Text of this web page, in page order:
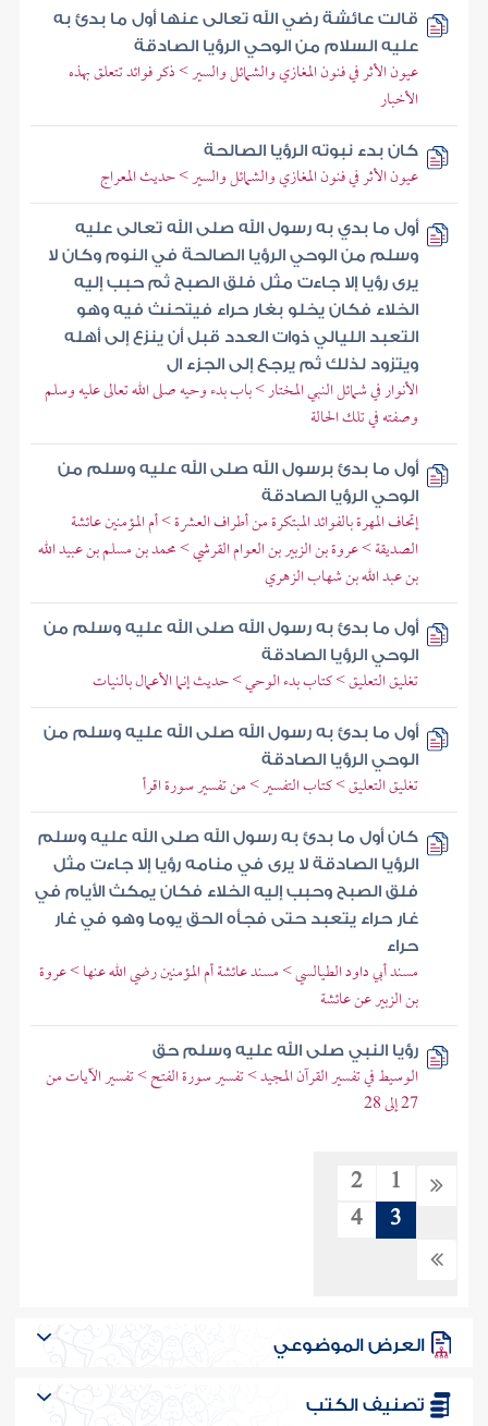
قالت عائشة رضي الله تعالى عنها أول ما بدئ به
عليه السلام من الوحي الرؤيا الصادقة
عيون الأثر في فنون المغازي والشمائل والسير > ذكر فوائد تتعلق بهذه
الأخبار
كان بدء نبوته الرؤيا الصالحة
عيون الأثر في فنون المغازي والشمائل والسير > حديث المعراج
أول ما بدي به رسول الله صلى الله تعالى عليه
وسلم من الوحي الرؤيا الصالحة في النوم وكان لا
يرى رؤيا إلا جاءت مثل فلق الصبح ثم حبب إليه
الخلاء فكان يخلو بغار حراء فيتحنث فيه وهو
التعبد الليالي ذوات العدد قبل أن ينزع إلى أهله
ويتزود لذلك ثم يرجع إلى الجزء ال
الأنوار في شمائل النبي المختار > باب بدء وحيه صلى الله تعالى عليه وسلم
وصفته في تلك الحالة
أول ما بدئ برسول الله صلى الله عليه وسلم من
الوحي الرؤيا الصادقة
إتحاف المهرة بالفوائد المبتكرة من أطراف العشرة > أم المؤمنين عائشة
الصديقة > عروة بن الزبير بن العوام القرشي > محمد بن مسلم بن عبيد الله
بن عبد الله بن شهاب الزهري
أول ما بدئ به رسول الله صلى الله عليه وسلم من
الوحي الرؤيا الصادقة
تغليق التعليق > كتاب بدء الوحي > حديث إنما الأعمال بالنيات
أول ما بدئ به رسول الله صلى الله عليه وسلم من
الوحي الرؤيا الصادقة
تغليق التعليق > كتاب التفسير > من تفسير سورة اقرأ
كان أول ما بدئ به رسول الله صلى الله عليه وسلم
الرؤيا الصادقة لا يرى في منامه رؤيا إلا جاءت مثل
فلق الصبح وحبب إليه الخلاء فكان يمكث الأيام في
غار حراء يتعبد حتى فجأه الحق يوما وهو في غار
حراء
مسند أبي داود الطيالسي > مسند عائشة أم المؤمنين رضي الله عنها > عروة
بن الزبير عن عائشة
رؤيا النبي صلى الله عليه وسلم حق
الوسيط في تفسير القرآن المجيد > تفسير سورة الفتح > تفسير الآيات من
27 إلى 28
1
2
3
4
العرض الموضوعي
تصنيف الكتب